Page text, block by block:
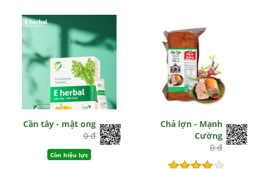
Cần tây - mật ong
0 đ
Còn hiệu lực
Chả lợn - Mạnh
Cường
0 đ